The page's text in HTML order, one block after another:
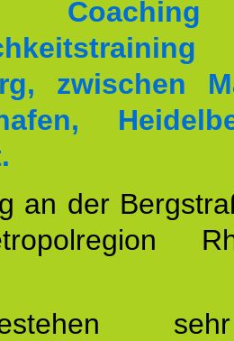
zwischen
an der